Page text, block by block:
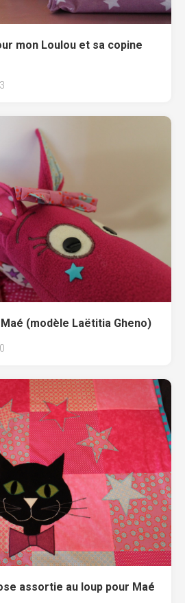
mon Loulou et sa copine
3
(modèle Laëtitia Gheno)
0
assortie au loup pour Maé